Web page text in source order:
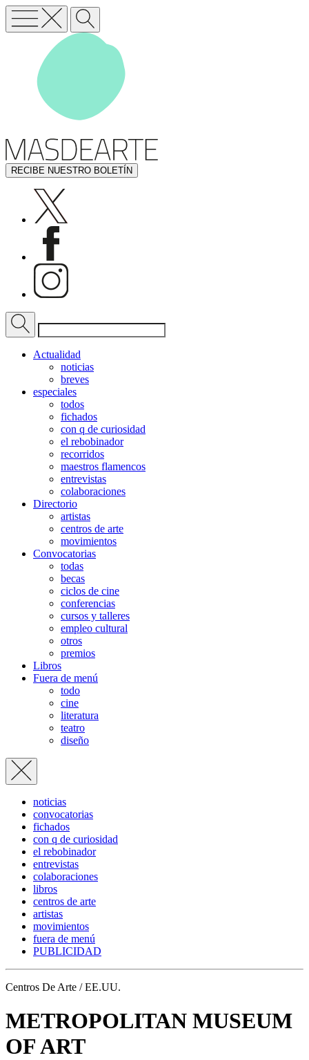
RECIBE NUESTRO BOLETÍN
Actualidad
noticias
breves
especiales
todos
fichados
con q de curiosidad
el rebobinador
recorridos
maestros flamencos
entrevistas
colaboraciones
Directorio
artistas
centros de arte
movimientos
Convocatorias
todas
becas
ciclos de cine
conferencias
cursos y talleres
empleo cultural
otros
premios
Libros
Fuera de menú
todo
cine
literatura
teatro
diseño
noticias
convocatorias
fichados
con q de curiosidad
el rebobinador
entrevistas
colaboraciones
libros
centros de arte
artistas
movimientos
fuera de menú
PUBLICIDAD
Centros De Arte / EE.UU.
METROPOLITAN MUSEUM
OF ART